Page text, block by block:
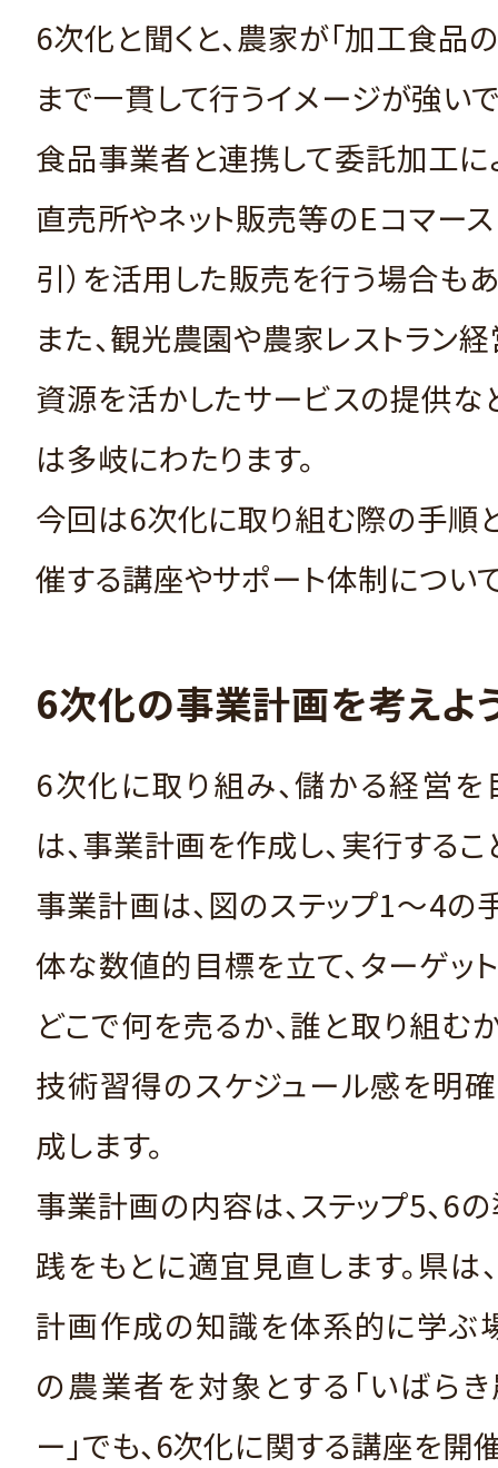
6次化と聞くと、農家が「加工食品
まで一貫して行うイメージが強い
食品事業者と連携して委託加工に
直売所やネット販売等のEコマー
引）を活用した販売を行う場合もあ
また、観光農園や農家レストラン
資源を活かしたサービスの提供な
は多岐にわたります。
今回は6次化に取り組む際の手順
催する講座やサポート体制につい
6次化の事業計画を考えよ
6次化に取り組み、儲かる経営
は、事業計画を作成し、実行するこ
事業計画は、図のステップ1～4の
体な数値的目標を立て、ターゲッ
どこで何を売るか、誰と取り組む
技術習得のスケジュール感を明
成します。
事業計画の内容は、ステップ5、6
践をもとに適宜見直します。県は
計画作成の知識を体系的に学ぶ
の農業者を対象とする「いばら
ー」でも、6次化に関する講座を開